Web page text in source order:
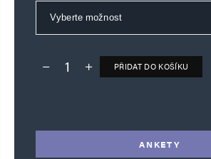
Deník TO – verze bez reklam množství
PŘIDAT DO KOŠÍKU
ANKETY